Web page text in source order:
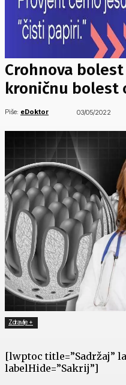
Crohnova
kroničnu bolest
Piše: eDoktor 03/05/2022
Zdravlje +
[lwptoc title=”Sadržaj”
labelHide=”Sakrij”]